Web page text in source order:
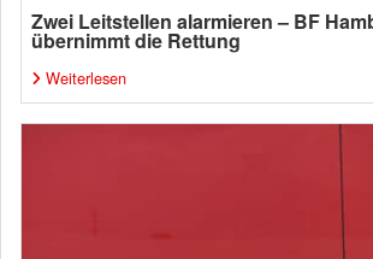
Zwei Leitstellen alarmieren – BF
übernimmt die Rettung
Weiterlesen